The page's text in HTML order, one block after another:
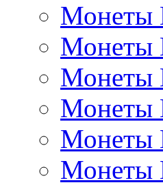
Монеты
Монеты
Монеты
Монеты
Монеты
Монеты